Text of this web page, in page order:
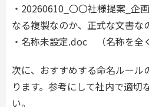
・20260610_〇〇社様提案_企
なる複製なのか、正式な文書な
・名称未設定.doc （名称を全
次に、おすすめする命名ルール
ります。参考にして社内で適切
い。